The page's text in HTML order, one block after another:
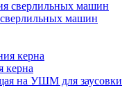
машин
керна